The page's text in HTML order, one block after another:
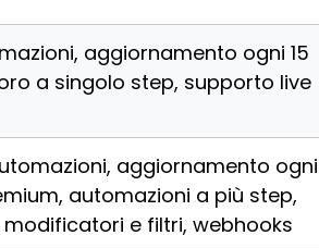
aggiornamento ogni 15
a singolo step, supporto live
aggiornamento ogni
automazioni a più step,
modificatori e filtri, webhooks